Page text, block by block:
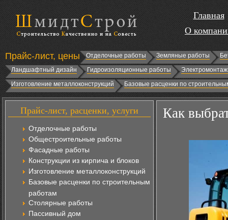
Главная
О
Прайс-лист, цены Отделочные работы Земляные работы
Ландшафтный дизайн
Гидроизоляционные работы
Изготовление металлоконструкций
Базовые расценки по
Прайс-лист, расценки, услуги
Отделочные работы
Общестроительные работы
Фасадные работы
Конструкции из кирпича и блоков
Изготовление металлоконструкций
Базовые расценки по строительным
работам
Столярные работы
Пассивный дом
Как